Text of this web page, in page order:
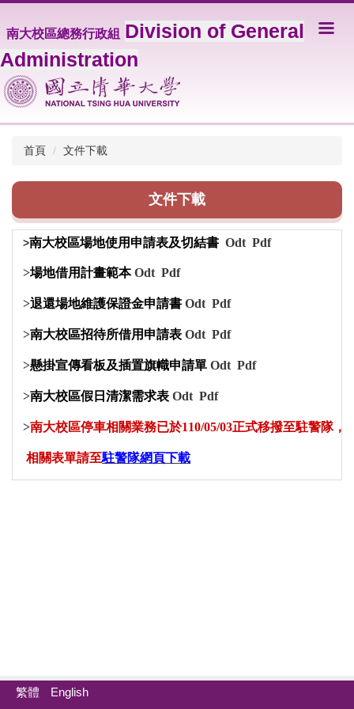
到
要
內
容
區
南大校區總務行政組 Division of General
Administration
首頁 文件下載
文件下載
>南大校區場地使用申請表及切結書 Odt Pdf
>場地借用計畫範本 Odt Pdf
>退還場地維護保證金申請書 Odt Pdf
>南大校區招待所借用申請表 Odt Pdf
>懸掛宣傳看板及插置旗幟申請單 Odt Pdf
>南大校區假日清潔需求表 Odt Pdf
>南大校區停車相關業務已於110/05/03正式移撥至駐警隊，
相關表單請至駐警隊網頁下載
繁體 English